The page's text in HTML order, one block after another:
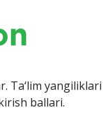
Ta‘lim yangiliklari
ballari.